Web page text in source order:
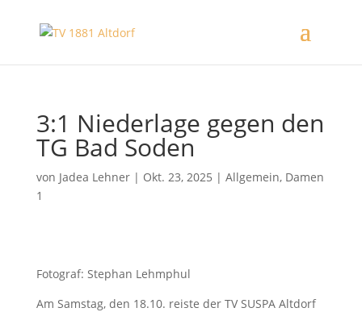
3:1 Niederlage gegen den
TG Bad Soden
von Jadea Lehner| Okt. 23, 2025 | Allgemein, Damen
1
Fotograf: Stephan Lehmphul
Am Samstag, den 18.10. reiste der TV SUSPA Altdorf